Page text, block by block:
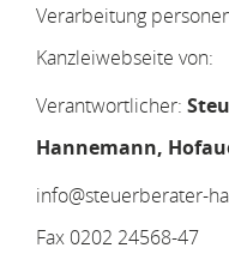
Verarbeitung
Kanzleiwebseite von:
Verantwortlicher:
Hannemann,
info@steuerberater-
Fax 0202 24568-47